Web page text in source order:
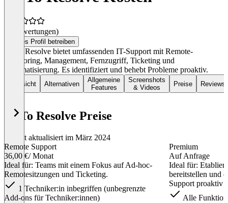
(0 Bewertungen)
Dieses Profil betreiben
GoTo Resolve bietet umfassenden IT-Support mit Remote-
Monitoring, Management, Fernzugriff, Ticketing und
Automatisierung. Es identifiziert und behebt Probleme proaktiv.
Übersicht Alternativen
Allgemeine
Features
Screenshots
& Videos
Preise Reviews
GoTo Resolve Preise
Zuletzt aktualisiert im März 2024
Remote Support
36,00 €/ Monat
Ideal für: Teams mit einem Fokus auf Ad-hoc-
Remotesitzungen und Ticketing.
1 Techniker:in inbegriffen (unbegrenzte
Add-ons für Techniker:innen)
Premium
Auf Anfrage
Ideal für:
bereitstellen und
Support proaktiv
Alle